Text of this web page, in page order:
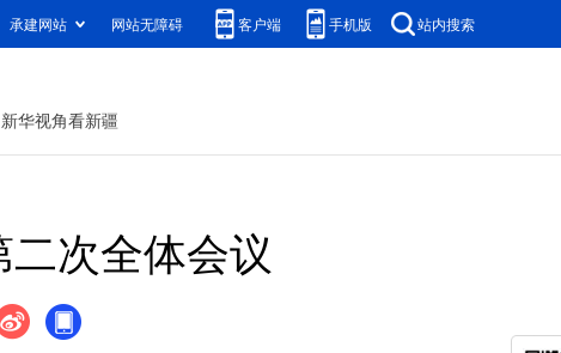
承建网站 网站无障碍 客户端 手机版 站内搜索
新华视角看新疆
次全体会议